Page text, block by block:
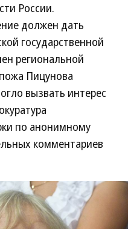
России.
должен дать
государственной
региональной
Пицунова
вызвать интерес
по анонимному
комментариев